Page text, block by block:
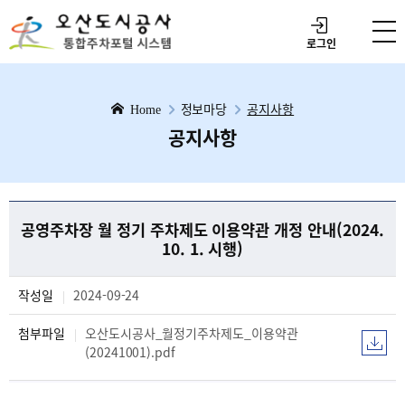
로그인
Home 정보마당 공지사항
공지사항
공영주차장 월 정기 주차제도 이용약관 개정 안내(2024.
10. 1. 시행)
작성일 2024-09-24
첨부파일
오산도시공사_월정기주차제도_이용약관
(20241001).pdf